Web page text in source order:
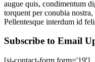
augue quis, condimentum
torquent per conubia
Pellentesque interdum id
Subscribe to Email